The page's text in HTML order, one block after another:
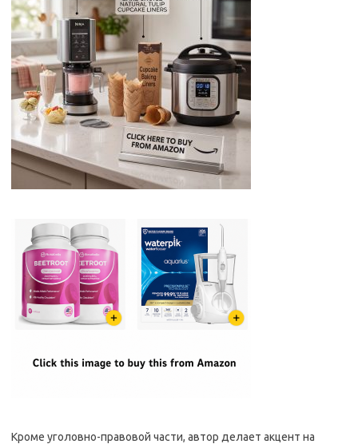
Кроме уголовно-правовой части, автор делает акцент на